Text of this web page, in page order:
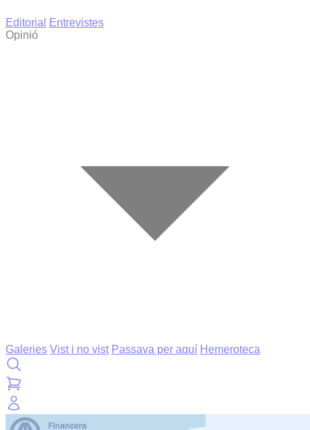
Editorial
Entrevistes
Opinió
Galeries Vist i no vist Passava per aquí Hemeroteca